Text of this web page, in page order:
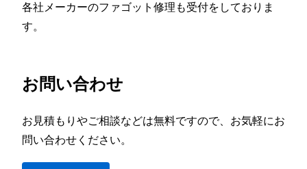
各社メーカーのファゴット修理も受付をしておりま
す。
お問い合わせ
お見積もりやご相談などは無料ですので、お気軽にお
問い合わせください。